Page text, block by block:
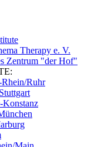
Therapy e. V.
Zentrum "der Hof"
Rhein/Ruhr
Konstanz